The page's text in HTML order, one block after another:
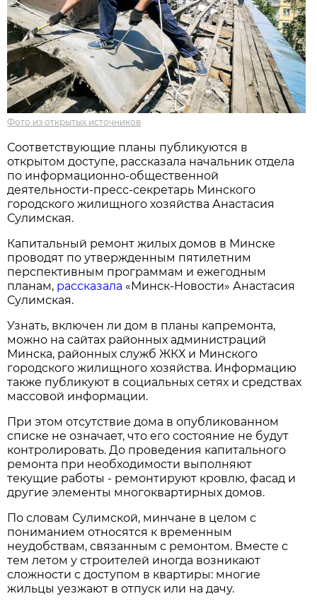
Фото из открытых источников
Соответствующие планы публикуются в
открытом доступе, рассказала начальник отдела
по информационно-общественной
деятельности-пресс-секретарь Минского
городского жилищного хозяйства Анастасия
Сулимская.
Капитальный ремонт жилых домов в Минске
проводят по утвержденным пятилетним
перспективным программам и ежегодным
планам, рассказала «Минск-Новости» Анастасия
Сулимская.
Узнать, включен ли дом в планы капремонта,
можно на сайтах районных администраций
Минска, районных служб ЖКХ и Минского
городского жилищного хозяйства. Информацию
также публикуют в социальных сетях и средствах
массовой информации.
При этом отсутствие дома в опубликованном
списке не означает, что его состояние не будут
контролировать. До проведения капитального
ремонта при необходимости выполняют
текущие работы - ремонтируют кровлю, фасад и
другие элементы многоквартирных домов.
По словам Сулимской, минчане в целом с
пониманием относятся к временным
неудобствам, связанным с ремонтом. Вместе с
тем летом у строителей иногда возникают
сложности с доступом в квартиры: многие
жильцы уезжают в отпуск или на дачу.